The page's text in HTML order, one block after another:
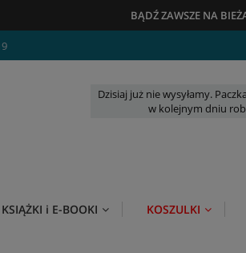
BĄDŹ ZAWSZE NA
Dzisiaj już nie wysyłamy.
w kolejnym dniu
KSIĄŻKI i E-BOOKI KOSZULKI